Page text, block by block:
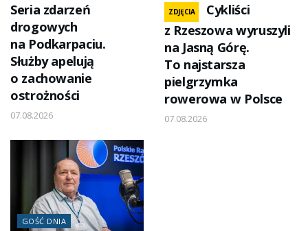
Seria zdarzeń
drogowych
na Podkarpaciu.
Służby apelują
o zachowanie
ostrożności
07.08.2026
ZDJĘCIA
Cykliści
z Rzeszowa wyruszyli
na Jasną Górę.
To najstarsza
pielgrzymka
rowerowa w Polsce
07.08.2026
GOŚĆ DNIA